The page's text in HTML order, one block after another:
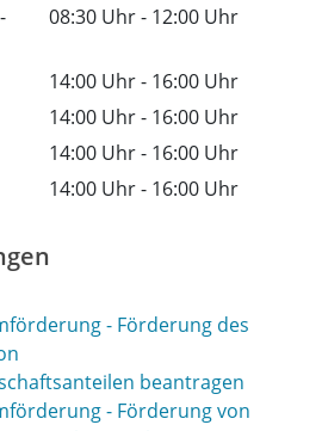
08:30 Uhr- 12:00 Uhr
14:00 Uhr- 16:00 Uhr
14:00 Uhr- 16:00 Uhr
14:00 Uhr- 16:00 Uhr
14:00 Uhr- 16:00 Uhr
- Förderung des
beantragen
- Förderung von